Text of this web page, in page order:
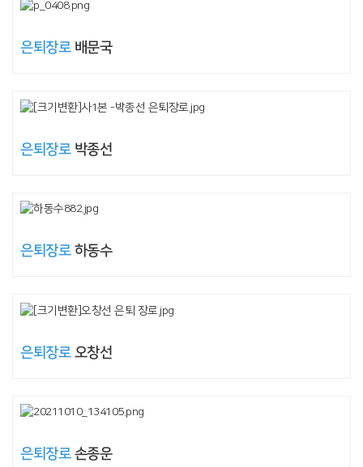
은퇴장로 배문국
은퇴장로 박종선
은퇴장로 하동수
은퇴장로 오창선
은퇴장로 손종운